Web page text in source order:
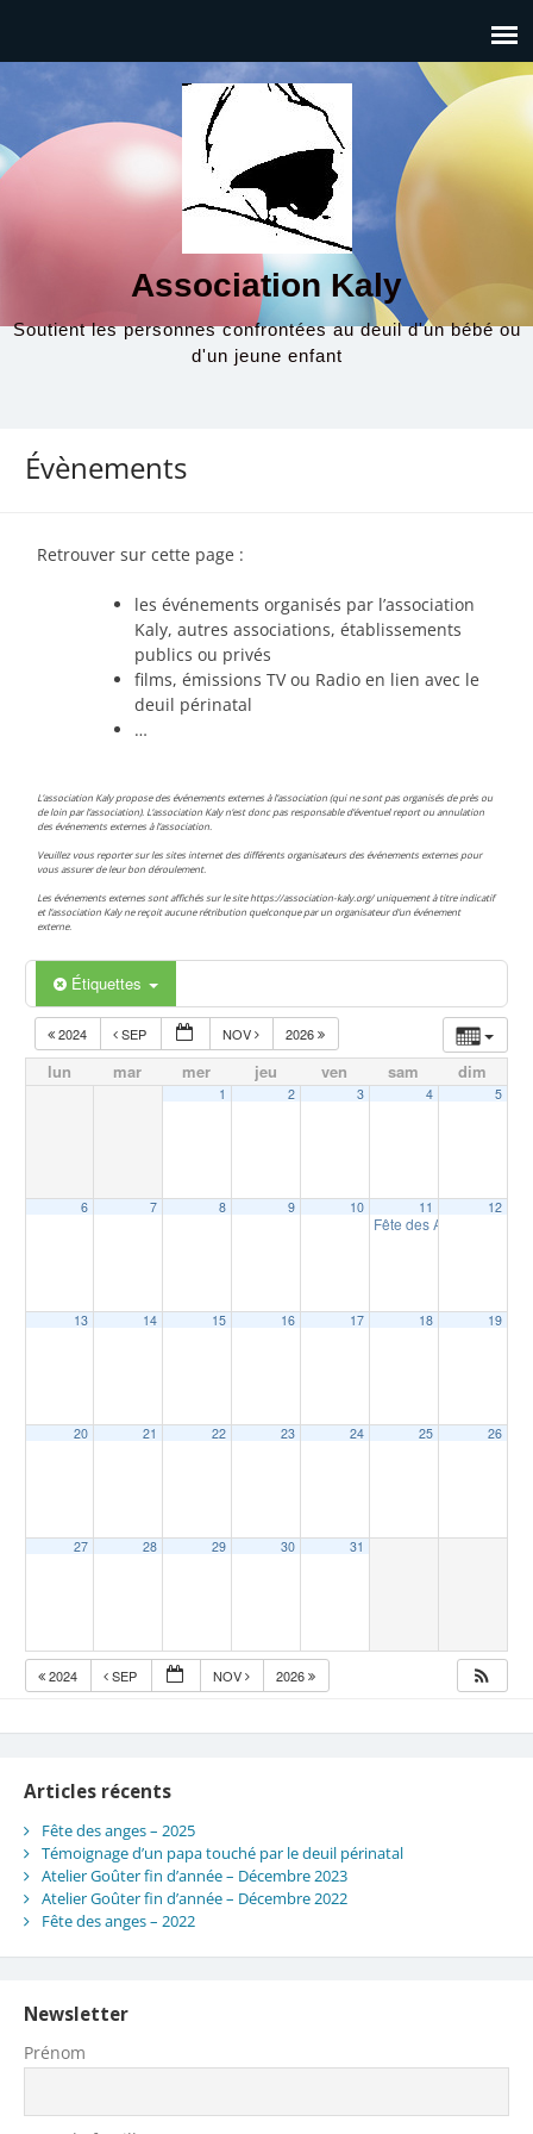
Association Kaly
Soutient les personnes confrontées au deuil d'un bébé ou
d'un jeune enfant
Évènements
Retrouver sur cette page :
les événements organisés par l’association
Kaly, autres associations, établissements
publics ou privés
films, émissions TV ou Radio en lien avec le
deuil périnatal
…
L’association Kaly propose des événements externes à l’association (qui ne sont pas organisés de près ou
de loin par l’association). L’association Kaly n’est donc pas responsable d’éventuel report ou annulation
des événements externes à l’association.
Veuillez vous reporter sur les sites internet des différents organisateurs des événements externes pour
vous assurer de leur bon déroulement.
Les événements externes sont affichés sur le site https://association-kaly.org/ uniquement à titre indicatif
et l’association Kaly ne reçoit aucune rétribution quelconque par un organisateur d’un événement
externe.
Étiquettes
2024 SEP NOV 2026
lun mar mer jeu ven sam dim
1 2 3 4 5
6 7 8 9 10 11
Fête des Anges – 2025
12
13 14 15 16 17 18 19
20 21 22 23 24 25 26
27 28 29 30 31
2024 SEP NOV 2026
Articles récents
Fête des anges – 2025
Témoignage d’un papa touché par le deuil périnatal
Atelier Goûter fin d’année – Décembre 2023
Atelier Goûter fin d’année – Décembre 2022
Fête des anges – 2022
Newsletter
Prénom